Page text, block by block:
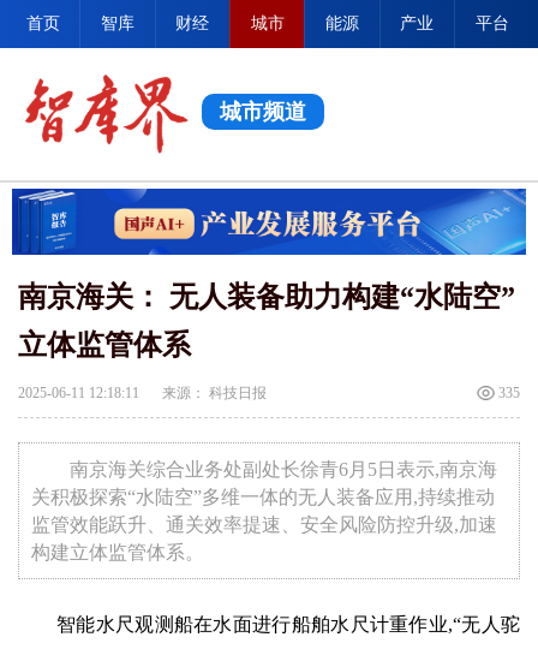
首页 智库 财经 城市 能源 产业 平台
城市频道
南京海关： 无人装备助力构建“水陆空”
立体监管体系
2025-06-11 12:18:11 来源： 科技日报 335
南京海关综合业务处副处长徐青6月5日表示,南京海
关积极探索“水陆空”多维一体的无人装备应用,持续推动
监管效能跃升、通关效率提速、安全风险防控升级,加速
构建立体监管体系。
智能水尺观测船在水面进行船舶水尺计重作业,“无人驼